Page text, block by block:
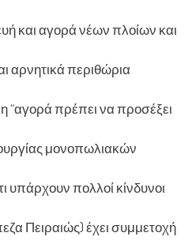
και αγορά νέων πλοίων και
αρνητικά περιθώρια
“αγορά πρέπει να προσέξει
μονοπωλιακών
υπάρχουν πολλοί κίνδυνοι
Πειραιώς) έχει συμμετοχή